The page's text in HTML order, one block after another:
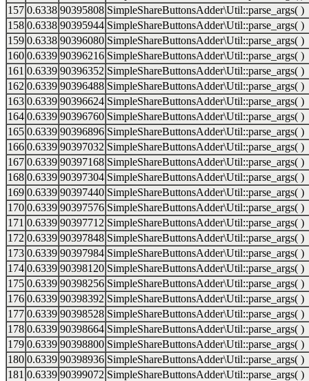
157 0.6338 90395808 SimpleShareButtonsAdder\Util::parse_args( )
158 0.6338 90395944 SimpleShareButtonsAdder\Util::parse_args( )
159 0.6338 90396080 SimpleShareButtonsAdder\Util::parse_args( )
160 0.6339 90396216 SimpleShareButtonsAdder\Util::parse_args( )
161 0.6339 90396352 SimpleShareButtonsAdder\Util::parse_args( )
162 0.6339 90396488 SimpleShareButtonsAdder\Util::parse_args( )
163 0.6339 90396624 SimpleShareButtonsAdder\Util::parse_args( )
164 0.6339 90396760 SimpleShareButtonsAdder\Util::parse_args( )
165 0.6339 90396896 SimpleShareButtonsAdder\Util::parse_args( )
166 0.6339 90397032 SimpleShareButtonsAdder\Util::parse_args( )
167 0.6339 90397168 SimpleShareButtonsAdder\Util::parse_args( )
168 0.6339 90397304 SimpleShareButtonsAdder\Util::parse_args( )
169 0.6339 90397440 SimpleShareButtonsAdder\Util::parse_args( )
170 0.6339 90397576 SimpleShareButtonsAdder\Util::parse_args( )
171 0.6339 90397712 SimpleShareButtonsAdder\Util::parse_args( )
172 0.6339 90397848 SimpleShareButtonsAdder\Util::parse_args( )
173 0.6339 90397984 SimpleShareButtonsAdder\Util::parse_args( )
174 0.6339 90398120 SimpleShareButtonsAdder\Util::parse_args( )
175 0.6339 90398256 SimpleShareButtonsAdder\Util::parse_args( )
176 0.6339 90398392 SimpleShareButtonsAdder\Util::parse_args( )
177 0.6339 90398528 SimpleShareButtonsAdder\Util::parse_args( )
178 0.6339 90398664 SimpleShareButtonsAdder\Util::parse_args( )
179 0.6339 90398800 SimpleShareButtonsAdder\Util::parse_args( )
180 0.6339 90398936 SimpleShareButtonsAdder\Util::parse_args( )
181 0.6339 90399072 SimpleShareButtonsAdder\Util::parse_args( )